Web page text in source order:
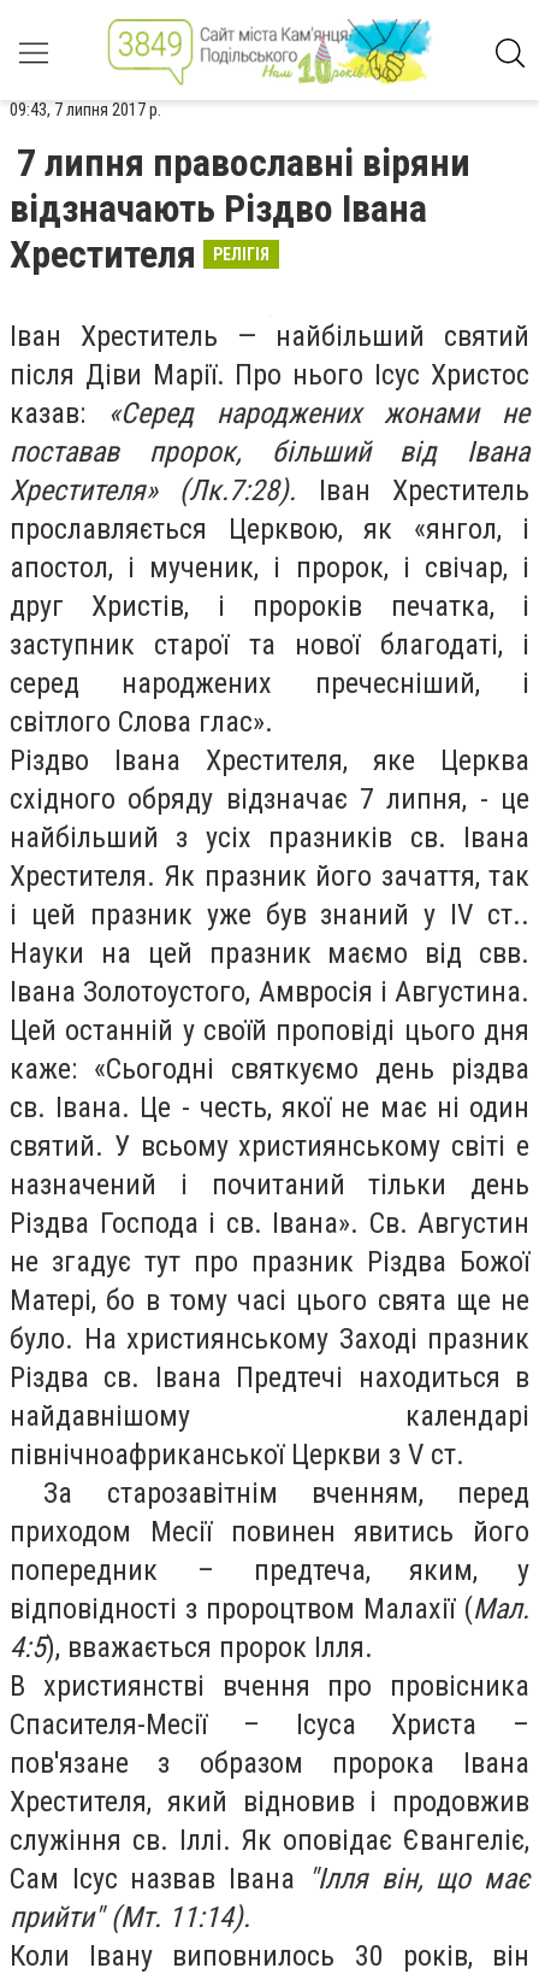
09:43, 7 липня 2017 р.
7 липня православні віряни
відзначають Різдво Івана
Хрестителя
РЕЛІГІЯ
Іван Хреститель — найбільший святий
після Діви Марії. Про нього Ісус Христос
казав: «Серед народжених жонами не
поставав пророк, більший від Івана
Хрестителя» (Лк.7:28). Іван Хреститель
прославляється Церквою, як «янгол, і
апостол, і мученик, і пророк, і свічар, і
друг Христів, і пророків печатка, і
заступник старої та нової благодаті, і
серед народжених пречесніший, і
світлого Слова глас».
Різдво Івана Хрестителя, яке Церква
східного обряду відзначає 7 липня, - це
найбільший з усіх празників св. Івана
Хрестителя. Як празник його зачаття, так
і цей празник уже був знаний у IV ст..
Науки на цей празник маємо від свв.
Івана Золотоустого, Амвросія і Августина.
Цей останній у своїй проповіді цього дня
каже: «Сьогодні святкуємо день різдва
св. Івана. Це - честь, якої не має ні один
святий. У всьому християнському світі е
назначений і почитаний тільки день
Різдва Господа і св. Івана». Св. Августин
не згадує тут про празник Різдва Божої
Матері, бо в тому часі цього свята ще не
було. На християнському Заході празник
Різдва св. Івана Предтечі находиться в
найдавнішому календарі
північноафриканської Церкви з V ст.
За старозавітнім вченням, перед
приходом Месії повинен явитись його
попередник – предтеча, яким, у
відповідності з пророцтвом Малахії (Мал.
4:5), вважається пророк Ілля.
В християнстві вчення про провісника
Спасителя-Месії – Ісуса Христа –
пов'язане з образом пророка Івана
Хрестителя, який відновив і продовжив
служіння св. Іллі. Як оповідає Євангеліє,
Сам Ісус назвав Івана "Ілля він, що має
прийти" (Мт. 11:14).
Коли Івану виповнилось 30 років, він